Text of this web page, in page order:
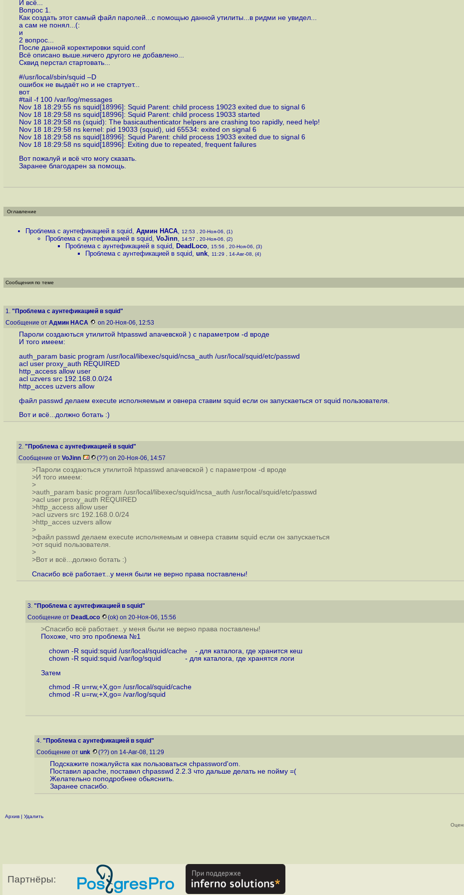
И всё...
Вопрос 1.
Как создать этот самый файл паролей...с помощью данной утилиты...в ридми не увидел...
а сам не понял...(:
и
2 вопрос...
После данной коректировки squid.conf
Всё описано выше.ничего другого не добавлено...
Сквид перстал стартовать...
#/usr/local/sbin/squid –D
ошибок не выдаёт но и не стартует...
вот
#tail -f 100 /var/log/messages
Nov 18 18:29:55 ns squid[18996]: Squid Parent: child process 19023 exited due to signal 6
Nov 18 18:29:58 ns squid[18996]: Squid Parent: child process 19033 started
Nov 18 18:29:58 ns (squid): The basicauthenticator helpers are crashing too rapidly, need help!
Nov 18 18:29:58 ns kernel: pid 19033 (squid), uid 65534: exited on signal 6
Nov 18 18:29:58 ns squid[18996]: Squid Parent: child process 19033 exited due to signal 6
Nov 18 18:29:58 ns squid[18996]: Exiting due to repeated, frequent failures
Вот пожалуй и всё что могу сказать.
Заранее благодарен за помощь.
Оглавление
Проблема с аунтефикацией в squid, Админ НАСА, 12:53 , 20-Ноя-06, (1)
Проблема с аунтефикацией в squid, VoJinn, 14:57 , 20-Ноя-06, (2)
Проблема с аунтефикацией в squid, DeadLoco, 15:56 , 20-Ноя-06, (3)
Проблема с аунтефикацией в squid, unk, 11:29 , 14-Авг-08, (4)
Сообщения по теме
1. "Проблема с аунтефикацией в squid"
Сообщение от Админ НАСА on 20-Ноя-06, 12:53
Пароли создаються утилитой htpasswd апачевской ) с параметром -d вроде
И того имеем:
auth_param basic program /usr/local/libexec/squid/ncsa_auth /usr/local/squid/etc/passwd
acl user proxy_auth REQUIRED
http_access allow user
acl uzvers src 192.168.0.0/24
http_acces uzvers allow
файл passwd делаем execute исполняемым и овнера ставим squid если он запускаеться от squid пользователя.
Вот и всё...должно ботать :)
2. "Проблема с аунтефикацией в squid"
Сообщение от VoJinn (??) on 20-Ноя-06, 14:57
>Пароли создаються утилитой htpasswd апачевской ) с параметром -d вроде
>И того имеем:
>
>auth_param basic program /usr/local/libexec/squid/ncsa_auth /usr/local/squid/etc/passwd
>acl user proxy_auth REQUIRED
>http_access allow user
>acl uzvers src 192.168.0.0/24
>http_acces uzvers allow
>
>файл passwd делаем execute исполняемым и овнера ставим squid если он запускаеться
>от squid пользователя.
>
>Вот и всё...должно ботать :)
Спасибо всё работает...у меня были не верно права поставлены!
3. "Проблема с аунтефикацией в squid"
Сообщение от DeadLoco (ok) on 20-Ноя-06, 15:56
>Спасибо всё работает...у меня были не верно права поставлены!
Похоже, что это проблема №1
chown -R squid:squid /usr/local/squid/cache - для каталога, где хранится кеш
chown -R squid:squid /var/log/squid - для каталога, где хранятся логи
Затем
chmod -R u=rw,+X,go= /usr/local/squid/cache
chmod -R u=rw,+X,go= /var/log/squid
4. "Проблема с аунтефикацией в squid"
Сообщение от unk (??) on 14-Авг-08, 11:29
Подскажите пожалуйста как пользоваться chpassword'om.
Поставил apache, поставил chpasswd 2.2.3 что дальше делать не пойму =(
Желательно поподробнее обьяснить.
Заранее спасибо.
Архив | Удалить
Партнёры: